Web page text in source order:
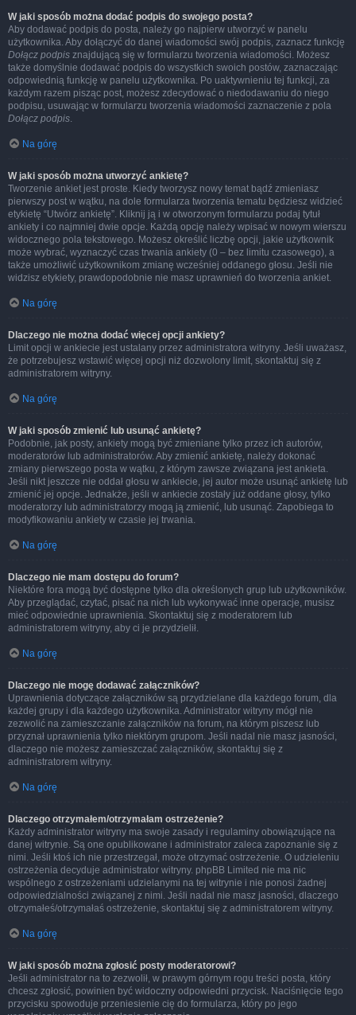
W jaki sposób można dodać podpis do swojego posta?
Aby dodawać podpis do posta, należy go najpierw utworzyć w panelu
użytkownika. Aby dołączyć do danej wiadomości swój podpis, zaznacz funkcję
Dołącz podpis znajdującą się w formularzu tworzenia wiadomości. Możesz
także domyślnie dodawać podpis do wszystkich swoich postów, zaznaczając
odpowiednią funkcję w panelu użytkownika. Po uaktywnieniu tej funkcji, za
każdym razem pisząc post, możesz zdecydować o niedodawaniu do niego
podpisu, usuwając w formularzu tworzenia wiadomości zaznaczenie z pola
Dołącz podpis.
Na górę
W jaki sposób można utworzyć ankietę?
Tworzenie ankiet jest proste. Kiedy tworzysz nowy temat bądź zmieniasz
pierwszy post w wątku, na dole formularza tworzenia tematu będziesz widzieć
etykietę “Utwórz ankietę”. Kliknij ją i w otworzonym formularzu podaj tytuł
ankiety i co najmniej dwie opcje. Każdą opcję należy wpisać w nowym wierszu
widocznego pola tekstowego. Możesz określić liczbę opcji, jakie użytkownik
może wybrać, wyznaczyć czas trwania ankiety (0 – bez limitu czasowego), a
także umożliwić użytkownikom zmianę wcześniej oddanego głosu. Jeśli nie
widzisz etykiety, prawdopodobnie nie masz uprawnień do tworzenia ankiet.
Na górę
Dlaczego nie można dodać więcej opcji ankiety?
Limit opcji w ankiecie jest ustalany przez administratora witryny. Jeśli uważasz,
że potrzebujesz wstawić więcej opcji niż dozwolony limit, skontaktuj się z
administratorem witryny.
Na górę
W jaki sposób zmienić lub usunąć ankietę?
Podobnie, jak posty, ankiety mogą być zmieniane tylko przez ich autorów,
moderatorów lub administratorów. Aby zmienić ankietę, należy dokonać
zmiany pierwszego posta w wątku, z którym zawsze związana jest ankieta.
Jeśli nikt jeszcze nie oddał głosu w ankiecie, jej autor może usunąć ankietę lub
zmienić jej opcje. Jednakże, jeśli w ankiecie zostały już oddane głosy, tylko
moderatorzy lub administratorzy mogą ją zmienić, lub usunąć. Zapobiega to
modyfikowaniu ankiety w czasie jej trwania.
Na górę
Dlaczego nie mam dostępu do forum?
Niektóre fora mogą być dostępne tylko dla określonych grup lub użytkowników.
Aby przeglądać, czytać, pisać na nich lub wykonywać inne operacje, musisz
mieć odpowiednie uprawnienia. Skontaktuj się z moderatorem lub
administratorem witryny, aby ci je przydzielił.
Na górę
Dlaczego nie mogę dodawać załączników?
Uprawnienia dotyczące załączników są przydzielane dla każdego forum, dla
każdej grupy i dla każdego użytkownika. Administrator witryny mógł nie
zezwolić na zamieszczanie załączników na forum, na którym piszesz lub
przyznał uprawnienia tylko niektórym grupom. Jeśli nadal nie masz jasności,
dlaczego nie możesz zamieszczać załączników, skontaktuj się z
administratorem witryny.
Na górę
Dlaczego otrzymałem/otrzymałam ostrzeżenie?
Każdy administrator witryny ma swoje zasady i regulaminy obowiązujące na
danej witrynie. Są one opublikowane i administrator zaleca zapoznanie się z
nimi. Jeśli ktoś ich nie przestrzegał, może otrzymać ostrzeżenie. O udzieleniu
ostrzeżenia decyduje administrator witryny. phpBB Limited nie ma nic
wspólnego z ostrzeżeniami udzielanymi na tej witrynie i nie ponosi żadnej
odpowiedzialności związanej z nimi. Jeśli nadal nie masz jasności, dlaczego
otrzymałeś/otrzymałaś ostrzeżenie, skontaktuj się z administratorem witryny.
Na górę
W jaki sposób można zgłosić posty moderatorowi?
Jeśli administrator na to zezwolił, w prawym górnym rogu treści posta, który
chcesz zgłosić, powinien być widoczny odpowiedni przycisk. Naciśnięcie tego
przycisku spowoduje przeniesienie cię do formularza, który po jego